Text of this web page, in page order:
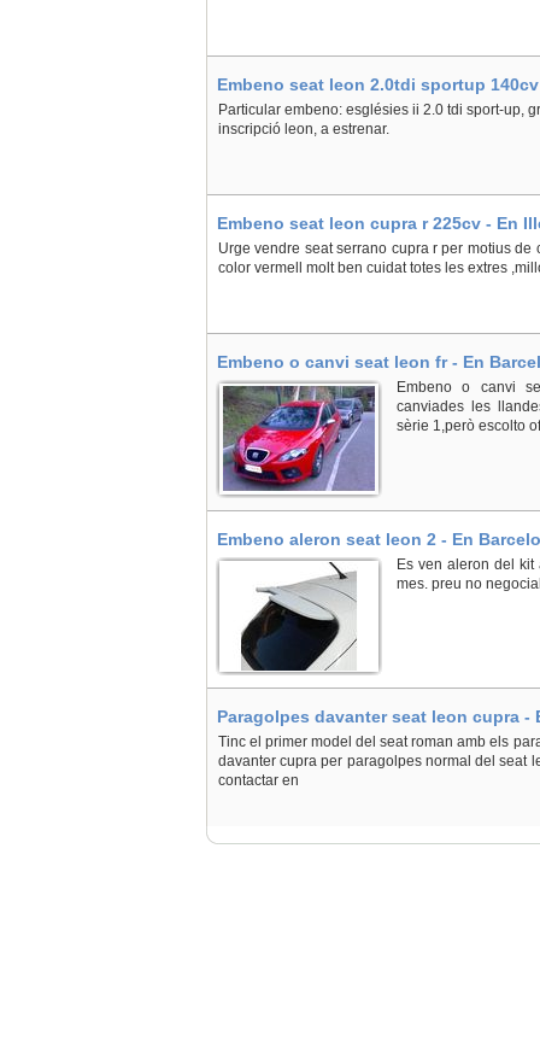
Embeno seat leon 2.0tdi sportup
Particular embeno: esglésies ii 2.0 tdi sport-up,
inscripció leon, a estrenar.
Embeno seat leon cupra r 225cv - En
Urge vendre seat serrano cupra r per motius
color vermell molt ben cuidat totes les extres
Embeno o canvi seat leon fr - En
Embeno o canvi
canviades les
sèrie 1,però escolto
Embeno aleron seat leon 2 - En
Es ven aleron del kit
mes. preu no
Paragolpes davanter seat leon cupra -
Tinc el primer model del seat roman amb els
davanter cupra per paragolpes normal del seat
contactar en